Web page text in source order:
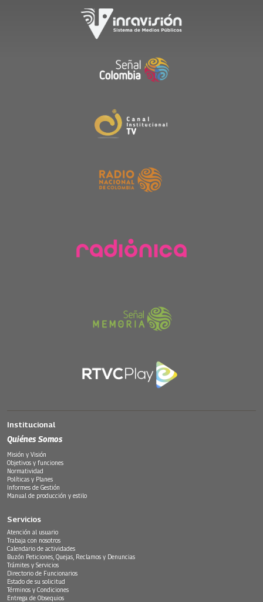
Institucional
Quiénes Somos
Misión y Visión
Objetivos y funciones
Normatividad
Políticas y Planes
Informes de Gestión
Manual de producción y estilo
Servicios
Atención al usuario
Trabaja con nosotros
Calendario de actividades
Buzón Peticiones, Quejas, Reclamos y Denuncias
Trámites y Servicios
Directorio de Funcionarios
Estado de su solicitud
Términos y Condiciones
Entrega de Obsequios